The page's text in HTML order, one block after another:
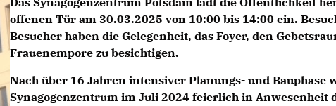
offenen Tür am 30.03.2025 von 10:00 bis 14:00 ein.
Besucher haben die Gelegenheit, das Foyer, den
Frauenempore zu besichtigen.
Nach über 16 Jahren intensiver Planungs- und Bauphase
Synagogenzentrum im Juli 2024 feierlich in Anwesenheit